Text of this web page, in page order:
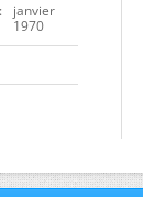
janvier
1970